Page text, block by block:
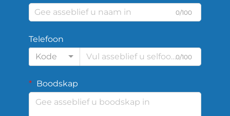
0/100
Telefoon
Kode
0/100
Boodskap